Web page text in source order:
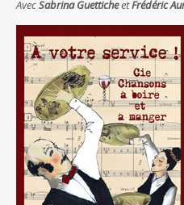
AvecSabrina GuetticheetFrédéric